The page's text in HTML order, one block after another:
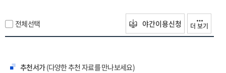
전체선택 야간이용신청 더 보기
추천서가(다양한 추천 자료를 만나보세요)